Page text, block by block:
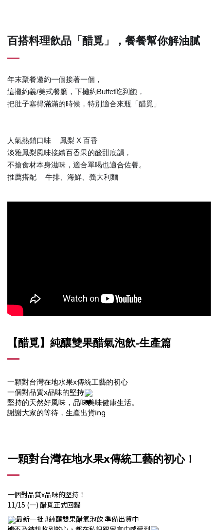
百搭料理飲品「醋覓」，餐餐幫你解油膩
年末聚餐邀約一個接著一個，
這攤約義/美式餐廳，下攤約Buffet吃到飽，
把肚子塞得滿滿的時候，特別適合來瓶「醋覓」
人氣熱銷口味
鳳梨 X 百香
淡雅鳳梨風味接續百香果的酸甜底韻，
不搶食材本身滋味，適合單喝也適合佐餐。
推薦搭配
牛排、海鮮、義大利麵
【醋覓】純釀雙果醋氣泡飲-生產篇
一顆對台灣在地水果x傳統工藝的初心
一個對品質x品味的堅持
堅持的天然好風味，品味美味健康生活。
謝謝大家的等待，生產出貨ing
一顆對台灣在地水果x傳統工藝的初心！
一個對品質x品味的堅持！
11/15 (一) 醋覓正式回歸
最新一批#純釀雙果醋氣泡飲準備出貨中